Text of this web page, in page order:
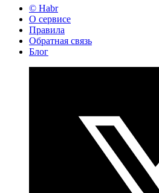
© Habr
О сервисе
Правила
Обратная связь
Блог